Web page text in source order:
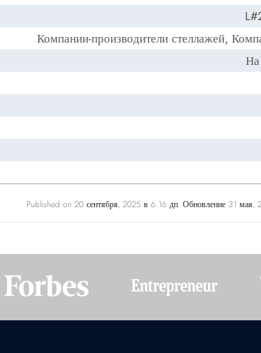
Компании-производители стеллажей,
Published on 20 сентября, 2025 в 6:16 дп. Обновление 31